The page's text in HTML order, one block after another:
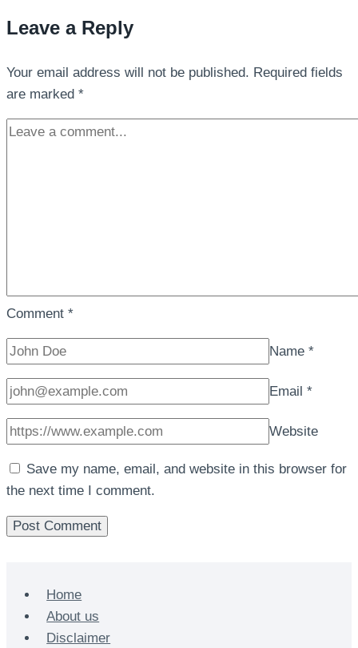
Leave a Reply
Your email address will not be published. Required fields
are marked *
Comment *
Name *
Email *
Website
Save my name, email, and website in this browser for
the next time I comment.
Home
About us
Disclaimer